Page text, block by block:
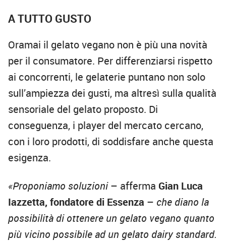
A TUTTO GUSTO
Oramai il gelato vegano non è più una novità
per il consumatore. Per differenziarsi rispetto
ai concorrenti, le gelaterie puntano non solo
sull’ampiezza dei gusti, ma altresì sulla qualità
sensoriale del gelato proposto. Di
conseguenza, i player del mercato cercano,
con i loro prodotti, di soddisfare anche questa
esigenza.
«Proponiamo soluzioni– afferma Gian Luca
Iazzetta, fondatore di Essenza – che diano la
possibilità di ottenere un gelato vegano quanto
più vicino possibile ad un gelato dairy standard.